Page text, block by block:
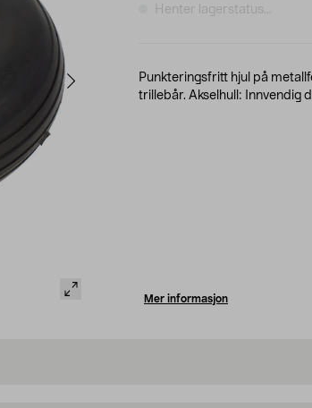
Henter lagerstatus...
Punkteringsfritt hjul på
trillebår. Akselhull: Innvendig
Mer informasjon